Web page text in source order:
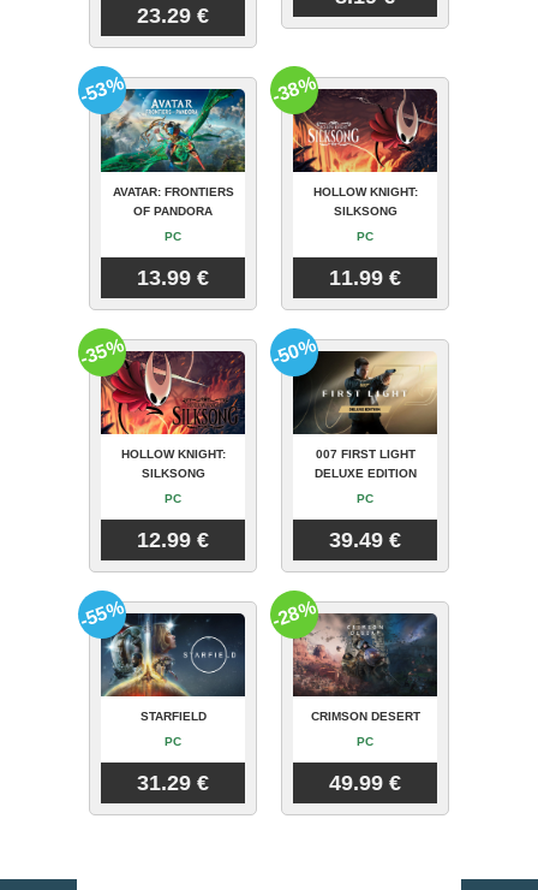
23.29 €
AVATAR: FRONTIERS
OF PANDORA
PC
13.99 €
-53%
HOLLOW KNIGHT:
SILKSONG
PC
11.99 €
-38%
HOLLOW KNIGHT:
SILKSONG
PC
12.99 €
-35%
007 FIRST LIGHT
DELUXE EDITION
PC
39.49 €
-50%
STARFIELD
PC
31.29 €
-55%
CRIMSON DESERT
PC
49.99 €
-28%